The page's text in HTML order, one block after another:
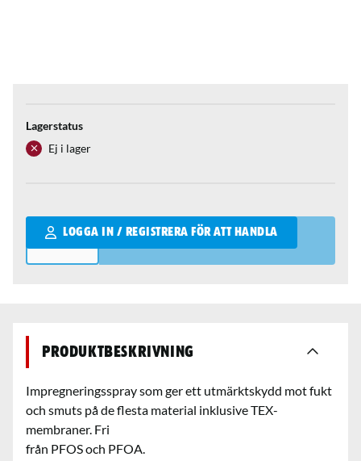
Lagerstatus
Ej i lager
LOGGA IN / REGISTRERA FÖR ATT HANDLA
Qantity
Produktbeskrivning
Impregneringsspray som ger ett utmärktskydd mot fukt
och smuts på de flesta material inklusive TEX-
membraner. Fri
från PFOS och PFOA.